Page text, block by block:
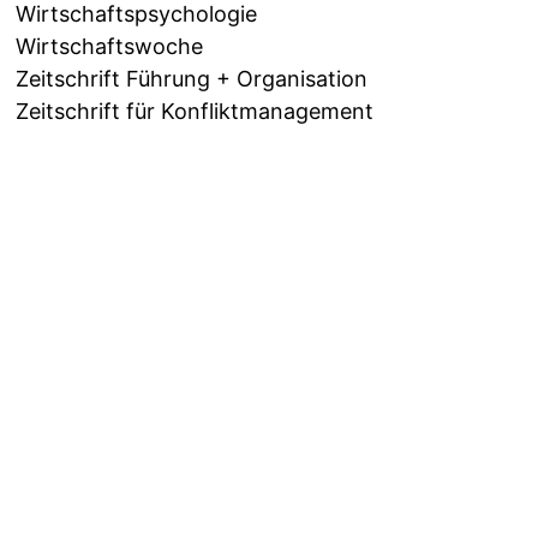
Wirtschaftspsychologie
Wirtschaftswoche
Zeitschrift Führung + Organisation
Zeitschrift für Konfliktmanagement